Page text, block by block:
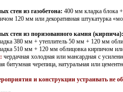
стен из газобетона: 400 мм кладка блока
120 мм или декоративная штукатурка
стен из поризованного камня (кирпича):
380 мм + утеплитель 50 мм + 120 мм
510 мм + 120 мм облицовка кирпичом
чердачная холодная или мансардная с
битумная черепица, натуральная или
и конструкции устраивать не